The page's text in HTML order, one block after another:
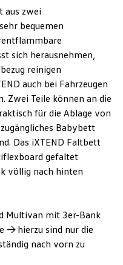
aus zwei
bequemen
sich herausnehmen,
reinigen
auch bei Fahrzeugen
Zwei Teile können an die
für die Ablage von
Babybett
Das iXTEND Faltbett
gefaltet
völlig nach hinten
Multivan mit 3er-Bank
-> hierzu sind nur die
nach vorn zu